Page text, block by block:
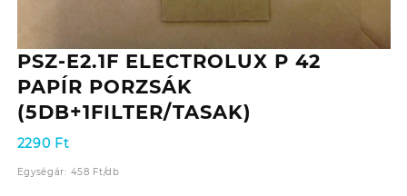
PSZ-E2.1F ELECTROLUX P 42
PAPÍR PORZSÁK
(5DB+1FILTER/TASAK)
2290 Ft
Egységár: 458 Ft/db